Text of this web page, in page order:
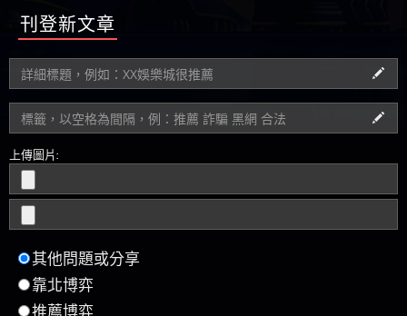
刊登新文章
上傳圖片:
其他問題或分享
靠北博弈
推薦博弈